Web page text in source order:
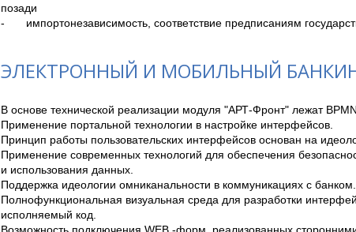
позади
-	импортонезависимость, соответствие предписаниям
ЭЛЕКТРОННЫЙ И МОБИЛЬНЫЙ
В основе технической реализации модуля "АРТ-Фронт" лежат
Применение портальной технологии в настройке интерфейсов.
Принцип работы пользовательских интерфейсов основан на
Применение современных технологий для обеспечения
и использования данных.
Поддержка идеологии омниканальности в коммуникациях с банком.
Полнофункциональная визуальная среда для разработки
исполняемый код.
Возможность подключения WEB -форм, реализованных